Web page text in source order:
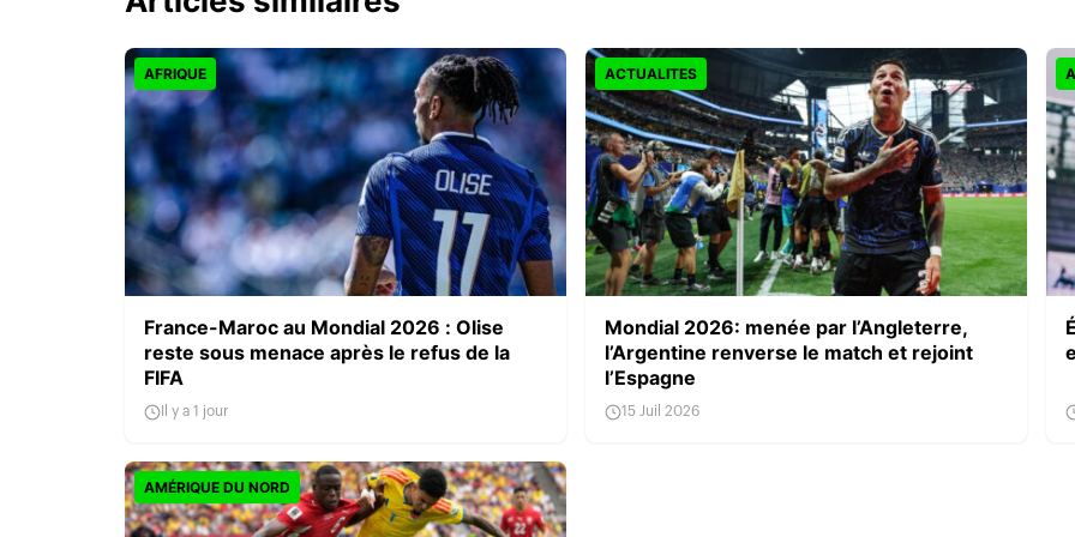
AFRIQUE
France-Maroc au Mondial 2026 : Olise
reste sous menace après le refus de la
FIFA
Il y a 1 jour
ACTUALITES
Mondial 2026: menée par l’Angleterre,
l’Argentine renverse le match et rejoint
l’Espagne
15 Juil 2026
AMÉRIQUE DU NORD